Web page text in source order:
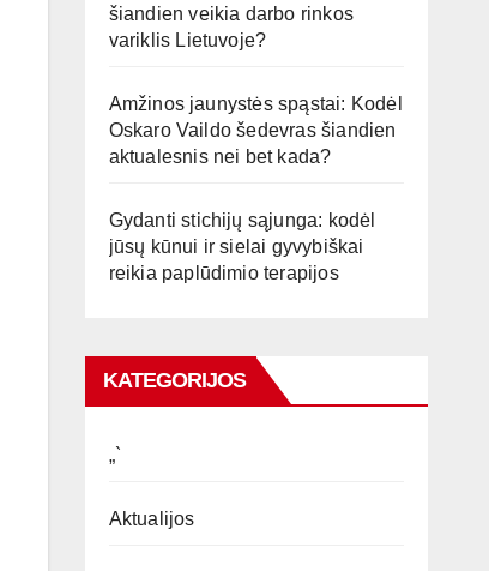
šiandien veikia darbo rinkos
variklis Lietuvoje?
Amžinos jaunystės spąstai: Kodėl
Oskaro Vaildo šedevras šiandien
aktualesnis nei bet kada?
Gydanti stichijų sąjunga: kodėl
jūsų kūnui ir sielai gyvybiškai
reikia paplūdimio terapijos
KATEGORIJOS
„`
Aktualijos